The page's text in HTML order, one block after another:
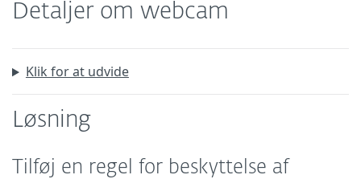
Detaljer om webcam
Klik for at udvide
Løsning
Tilføj en regel for beskyttelse af